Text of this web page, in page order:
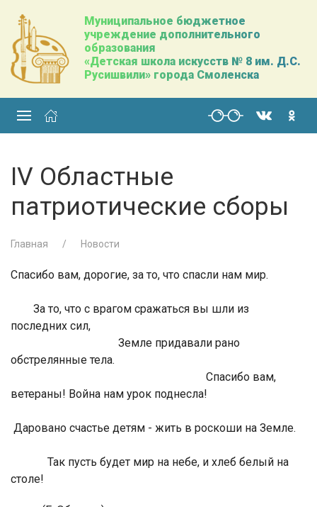
Муниципальное бюджетное
учреждение дополнительного
образования
«Детская школа искусств № 8 им. Д.С.
Русишвили» города Смоленска
IV Областные
патриотические сборы
Главная Новости
Спасибо вам, дорогие, за то, что спасли нам мир.
За то, что с врагом сражаться вы шли из
последних сил,
Земле придавали рано
обстрелянные тела.
Спасибо вам,
ветераны! Война нам урок поднесла!
Даровано счастье детям - жить в роскоши на Земле.
Так пусть будет мир на небе, и хлеб белый на
столе!